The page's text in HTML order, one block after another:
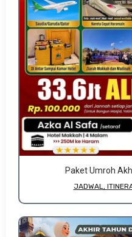
Paket Umroh
JADWAL,